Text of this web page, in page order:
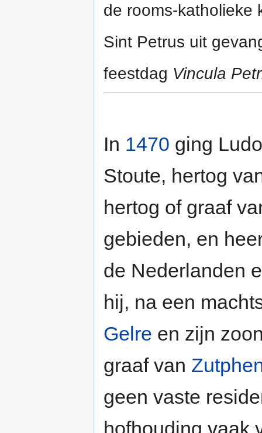
de rooms-katholieke
Sint Petrus uit
feestdag Vincula
In 1470 ging
Stoute, hertog
hertog of graaf
gebieden, en
de Nederlanden
hij, na een
Gelre en zijn
graaf van
geen vaste
hofhouding vaak